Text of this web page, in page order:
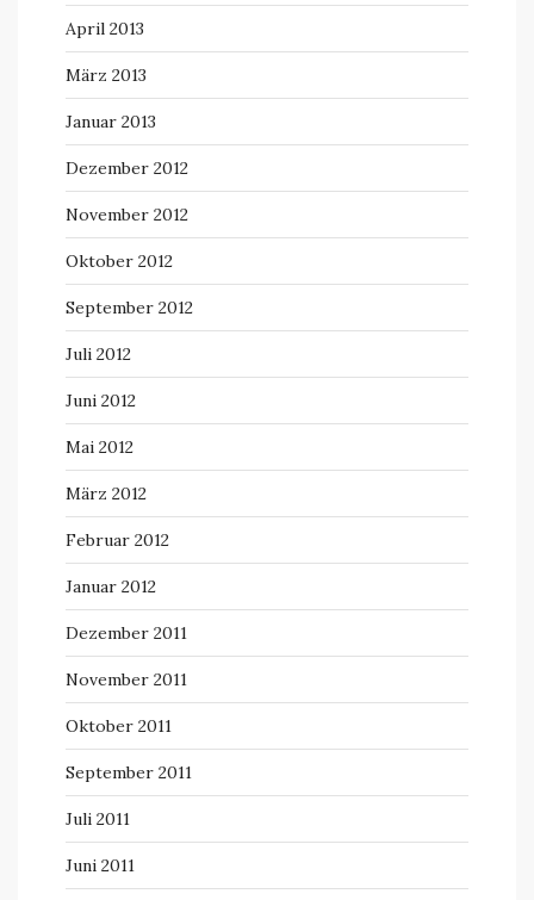
April 2013
März 2013
Januar 2013
Dezember 2012
November 2012
Oktober 2012
September 2012
Juli 2012
Juni 2012
Mai 2012
März 2012
Februar 2012
Januar 2012
Dezember 2011
November 2011
Oktober 2011
September 2011
Juli 2011
Juni 2011